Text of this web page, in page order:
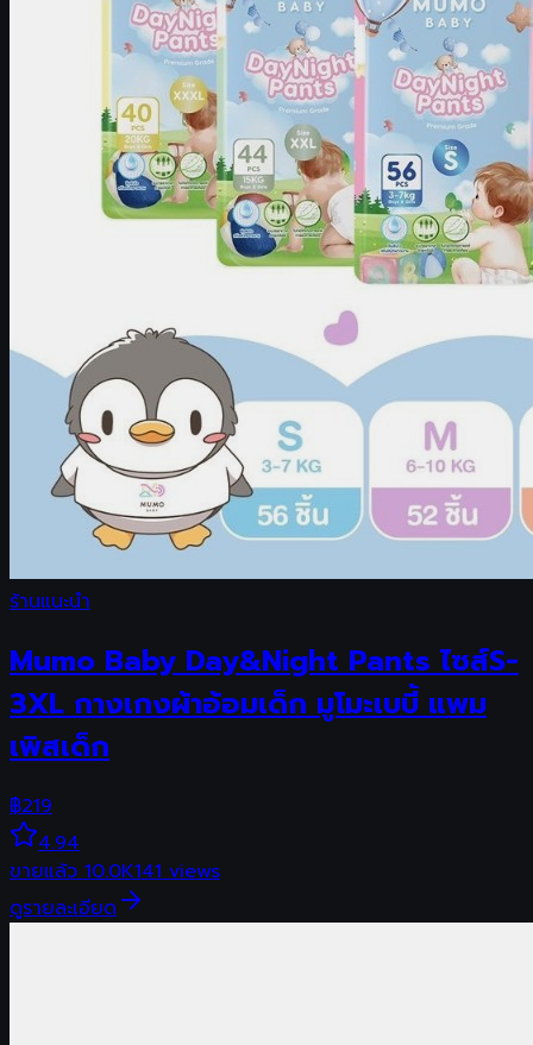
ร้านแนะนำ
Mumo Baby Day&Night Pants ไซส์S-
3XL กางเกงผ้าอ้อมเด็ก มูโมะเบบี้ แพม
เพิสเด็ก
฿219
4.94
ขายแล้ว10.0K141views
ดูรายละเอียด